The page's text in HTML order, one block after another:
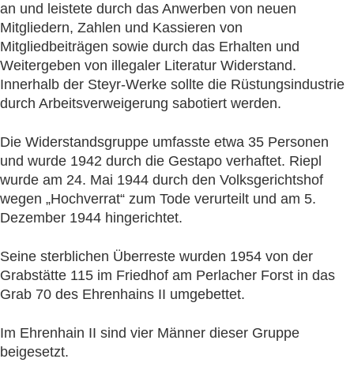
an und leistete durch das Anwerben von neuen
Mitgliedern, Zahlen und Kassieren von
Mitgliedbeiträgen sowie durch das Erhalten und
Weitergeben von illegaler Literatur Widerstand.
Innerhalb der Steyr-Werke sollte die Rüstungsindustrie
durch Arbeitsverweigerung sabotiert werden.
Die Widerstandsgruppe umfasste etwa 35 Personen
und wurde 1942 durch die Gestapo verhaftet. Riepl
wurde am 24. Mai 1944 durch den Volksgerichtshof
wegen „Hochverrat“ zum Tode verurteilt und am 5.
Dezember 1944 hingerichtet.
Seine sterblichen Überreste wurden 1954 von der
Grabstätte 115 im Friedhof am Perlacher Forst in das
Grab 70 des Ehrenhains II umgebettet.
Im Ehrenhain II sind vier Männer dieser Gruppe
beigesetzt.